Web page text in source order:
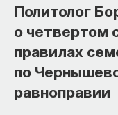
Политолог
о четвертом
правилах
по
равноправии
Зачем
горизонт
ИИ меняет
мышления и